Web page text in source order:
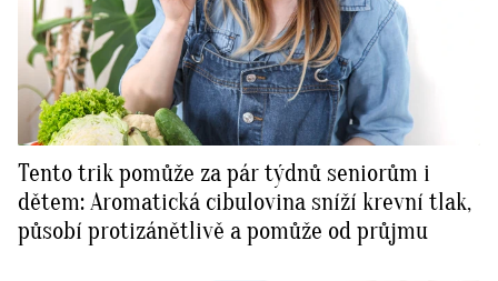
Tento trik pomůže za pár týdnů seniorům i
dětem: Aromatická cibulovina sníží krevní tlak,
působí protizánětlivě a pomůže od průjmu